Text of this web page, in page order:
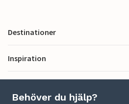
Destinationer
Inspiration
Behöver du hjälp?